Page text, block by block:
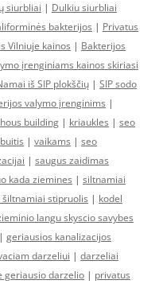
siurbliai | Dulkiu siurbliai
bakterijos | Privatus
Vilniuje kainos | Bakterijos
įrenginiams kainos skiriasi
iš SIP plokščių | SIP sodo
valymo įrenginims |
building | kriaukles | seo
buitis | vaikams | seo
| saugus zaidimas
kada ziemines | siltnamiai
stipruolis | kodel
langu skyscio savybes
| geriausios kanalizacijos
darzeliui | darzeliai
geriausio darzelio | privatus